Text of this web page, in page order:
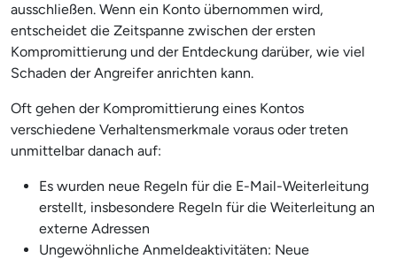
ausschließen. Wenn ein Konto übernommen wird,
entscheidet die Zeitspanne zwischen der ersten
Kompromittierung und der Entdeckung darüber, wie viel
Schaden der Angreifer anrichten kann.
Oft gehen der Kompromittierung eines Kontos
verschiedene Verhaltensmerkmale voraus oder treten
unmittelbar danach auf:
Es wurden neue Regeln für die E-Mail-Weiterleitung
erstellt, insbesondere Regeln für die Weiterleitung an
externe Adressen
Ungewöhnliche Anmeldeaktivitäten: Neue